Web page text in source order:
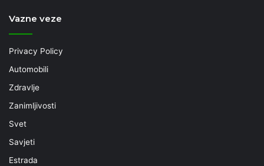
Vazne veze
Privacy Policy
Automobili
Zdravlje
Zanimljivosti
Svet
Savjeti
Estrada